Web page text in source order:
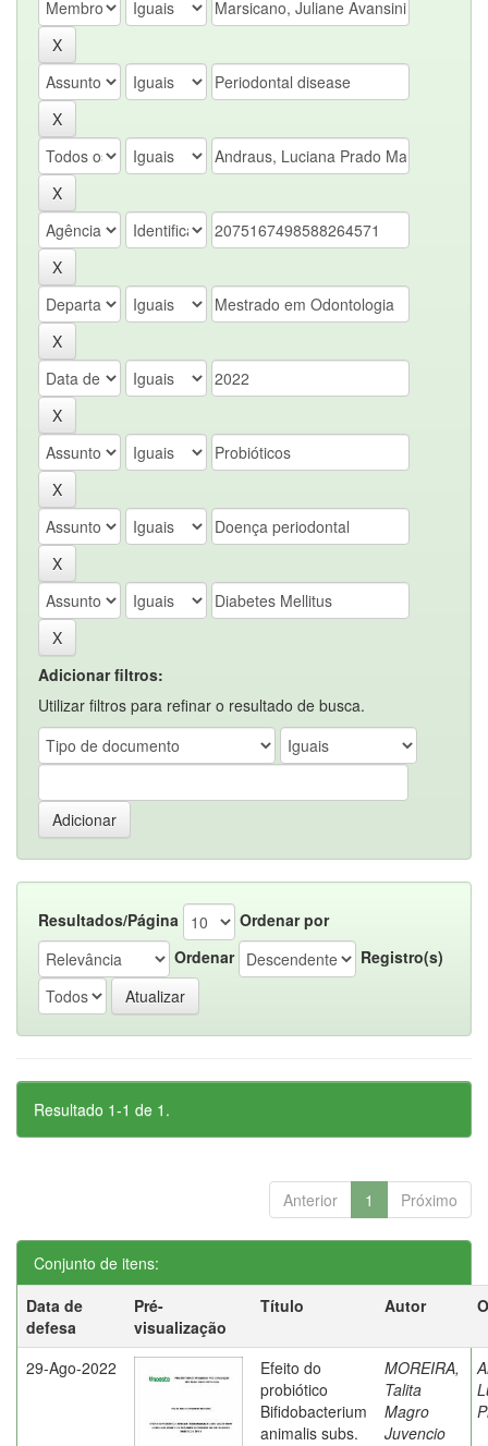
Adicionar filtros:
Utilizar filtros para refinar o resultado de busca.
Resultados/Página
Ordenar por
Ordenar
Registro(s)
Resultado 1-1 de 1.
Anterior 1 Próximo
Conjunto de itens:
Data de
defesa
Pré-
visualização
Título Autor
29-Ago-2022
Efeito do
probiótico
Bifidobacterium
animalis subs.
MOREIRA,
Talita
Magro
Juvencio